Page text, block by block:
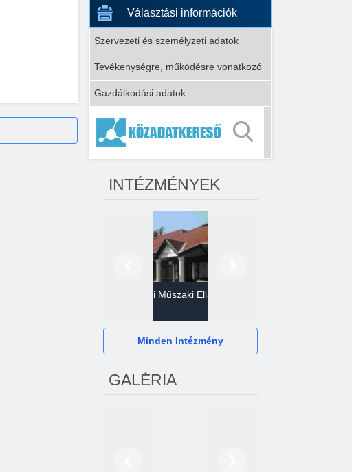
Választási információk
Szervezeti és személyzeti adatok
Tevékenységre, működésre vonatkozó
Gazdálkodási adatok
INTÉZMÉNYEK
Gazdasági Műszaki Ellátó
Minden Intézmény
GALÉRIA